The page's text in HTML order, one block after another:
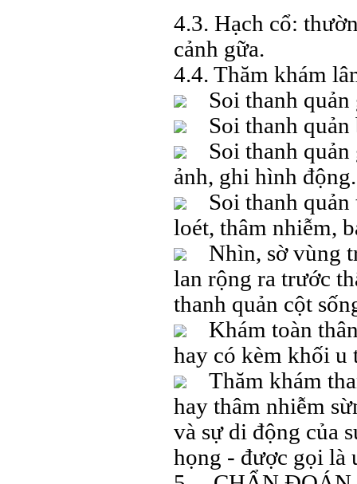
4.3. Hạch cổ:
cảnh gữa.
4.4. Thăm khám
Soi thanh quản
Soi thanh quản
Soi thanh quản
ảnh, ghi hình động.
Soi thanh quản
loét, thâm nhiễm,
Nhìn, sờ vùng
lan rộng ra trước
thanh quản cột
Khám toàn
hay có kèm khối u
Thăm khám
hay thâm nhiễm
và sự di động của
họng - được gọi là